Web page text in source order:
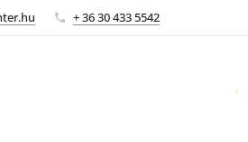
+ 36 30 433 5542